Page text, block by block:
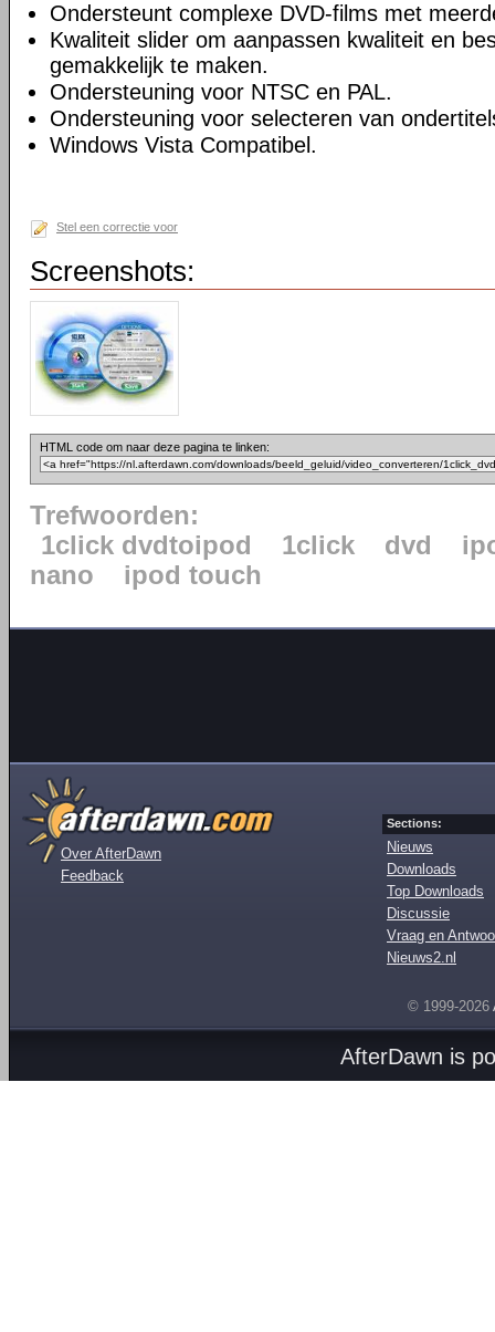
Ondersteunt complexe DVD-films met
Kwaliteit slider om aanpassen kwaliteit en
gemakkelijk te maken.
Ondersteuning voor NTSC en PAL.
Ondersteuning voor selecteren van
Windows Vista Compatibel.
Stel een correctie voor
Screenshots:
HTML code om naar deze pagina te linken:
Trefwoorden:
1click dvdtoipod
1click dvd
nano
ipod touch
Over AfterDawn
Feedback
Sections:
Nieuws
Downloads
Top Downloads
Discussie
Vraag en
Nieuws2.nl
© 1999-2026
AfterDawn is